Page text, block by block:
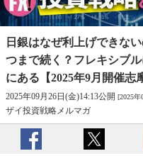
日銀はなぜ利上げできな
つまで続く？フレキシブ
にある【2025年9月開催志
2025年09月26日(金)14:13公開 [2025年
ザイ投資戦略メルマガ